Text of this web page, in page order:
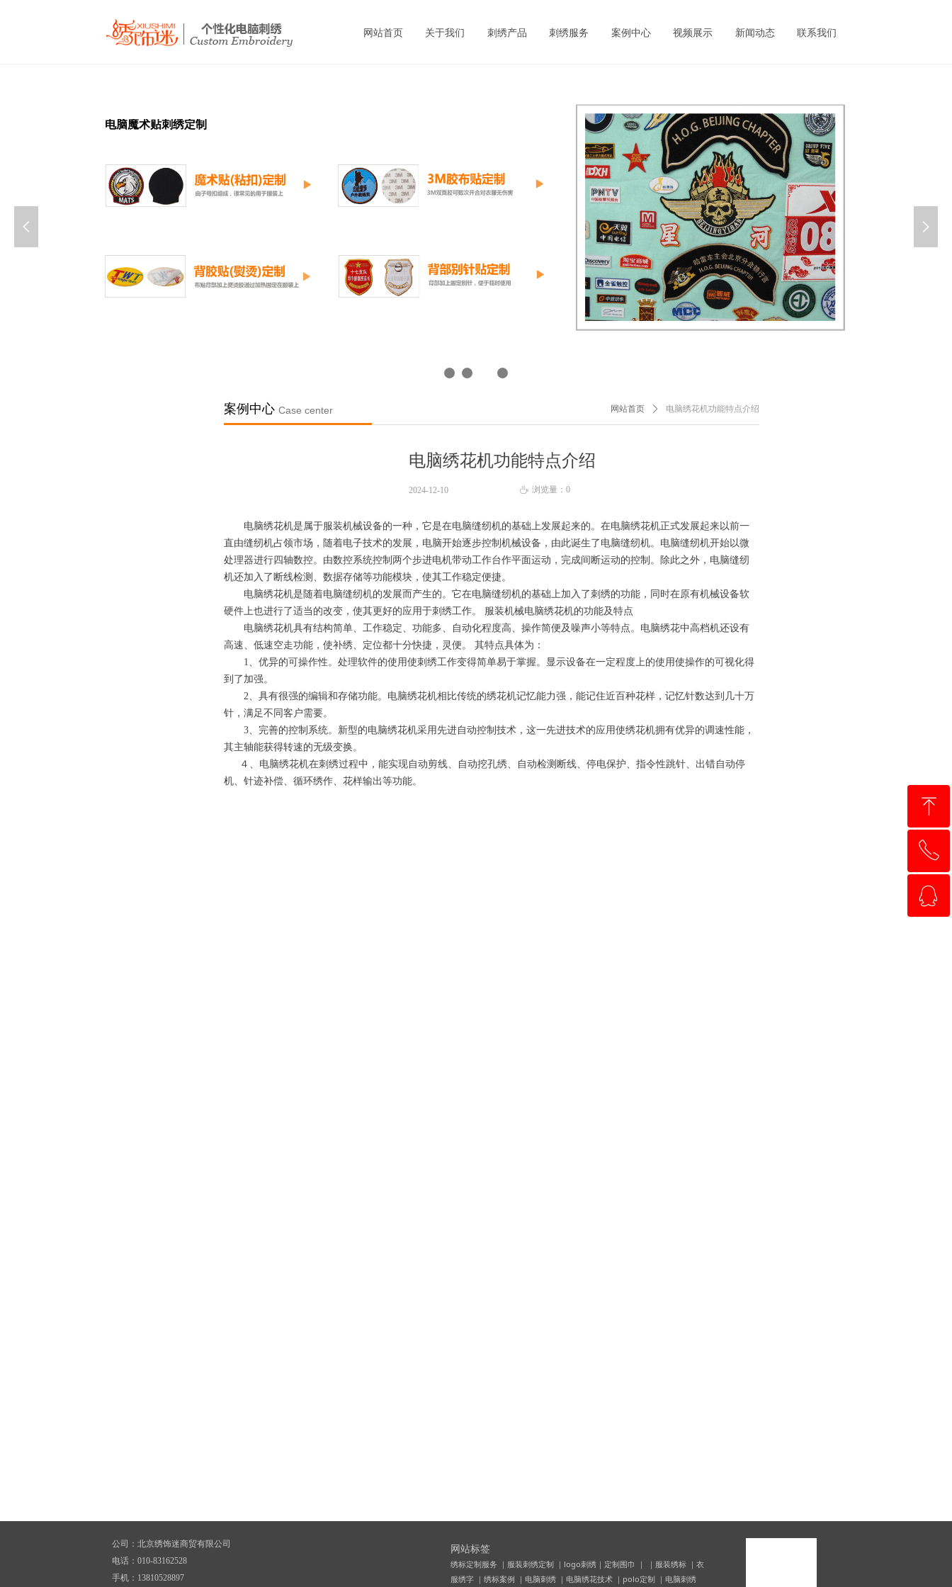
网站首页 关于我们 刺绣产品 刺绣服务 案例中心 视频展示 新闻动态 联系我们
电脑魔术贴刺绣定制
넳 넲
电脑绣花机是属于服装机械设备的一种，它是在电脑缝纫机的基础上发展起来的。在电脑绣花机正式发展起来以前一
直由缝纫机占领市场，随着电子技术的发展，电脑开始逐步控制机械设备，由此诞生了电脑缝纫机。电脑缝纫机开始以微
处理器进行四轴数控。由数控系统控制两个步进电机带动工作台作平面运动，完成间断运动的控制。除此之外，电脑缝纫
机还加入了断线检测、数据存储等功能模块，使其工作稳定便捷。
电脑绣花机是随着电脑缝纫机的发展而产生的。它在电脑缝纫机的基础上加入了刺绣的功能，同时在原有机械设备软
硬件上也进行了适当的改变，使其更好的应用于刺绣工作。 服装机械电脑绣花机的功能及特点
电脑绣花机具有结构简单、工作稳定、功能多、自动化程度高、操作简便及噪声小等特点。电脑绣花中高档机还设有
高速、低速空走功能，使补绣、定位都十分快捷，灵便。 其特点具体为：
1、优异的可操作性。处理软件的使用使刺绣工作变得简单易于掌握。显示设备在一定程度上的使用使操作的可视化得
到了加强。
2、具有很强的编辑和存储功能。电脑绣花机相比传统的绣花机记忆能力强，能记住近百种花样，记忆针数达到几十万
针，满足不同客户需要。
3、完善的控制系统。新型的电脑绣花机采用先进自动控制技术，这一先进技术的应用使绣花机拥有优异的调速性能，
其主轴能获得转速的无级变换。
４、电脑绣花机在刺绣过程中，能实现自动剪线、自动挖孔绣、自动检测断线、停电保护、指令性跳针、出错自动停
机、针迹补偿、循环绣作、花样输出等功能。
网站首页 ꄲ 电脑绣花机功能特点介绍
电脑绣花机功能特点介绍
2024-12-10
案例中心 Case center
ꄘ 浏览量： 0
网站标签
绣标定制服务 ｜服装刺绣定制 ｜logo刺绣｜定制围巾 ｜ ｜服装绣标 ｜衣
服绣字 ｜绣标案例 ｜电脑刺绣 ｜电脑绣花技术 ｜polo定制 ｜电脑刺绣
公司：北京绣饰迷商贸有限公司
电话：010-83162528
手机：13810528897
ꁸ
回到顶部
ꂅ
13810528897
ꁗ